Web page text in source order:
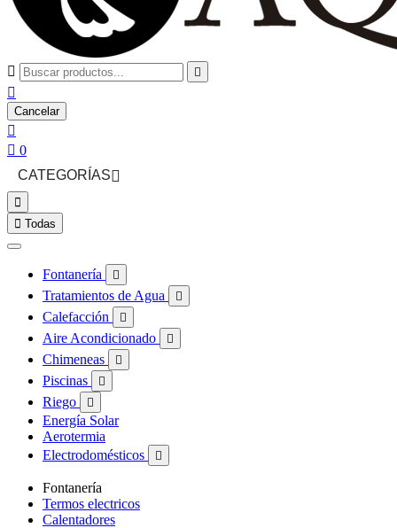
 

Cancelar

 0
CATEGORÍAS

 Todas
Fontanería 
Tratamientos de Agua 
Calefacción 
Aire Acondicionado 
Chimeneas 
Piscinas 
Riego 
Energía Solar
Aerotermia
Electrodomésticos

Fontanería
Termos electricos
Calentadores